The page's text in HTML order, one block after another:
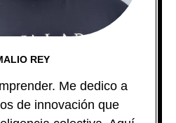
REY
Me dedico a
de innovación que